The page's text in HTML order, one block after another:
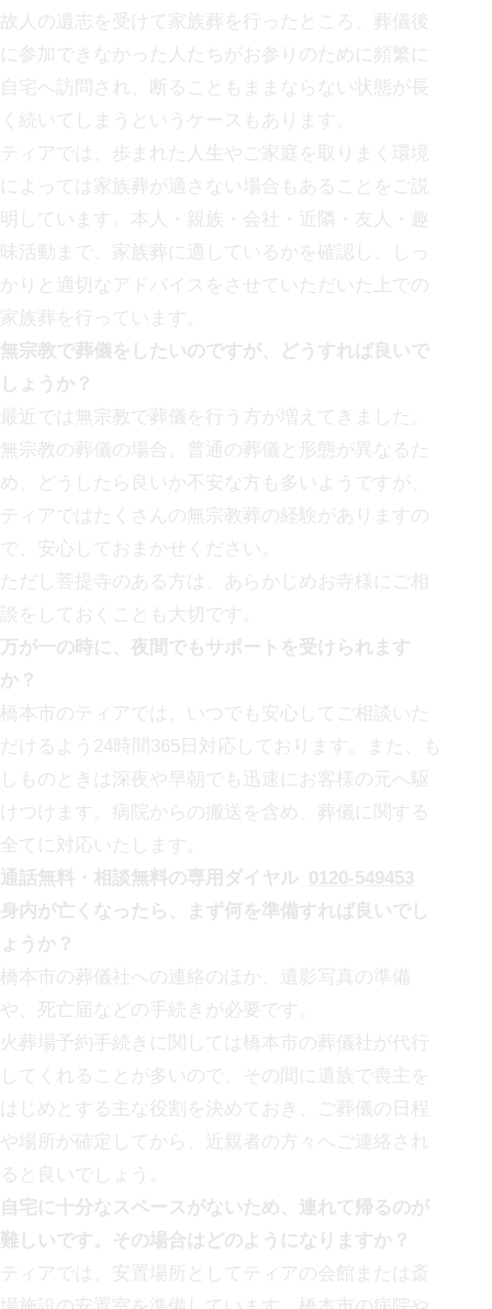
故人の遺志を受けて家族葬を行ったところ、葬儀後
に参加できなかった人たちがお参りのために頻繁に
自宅へ訪問され、断ることもままならない状態が長
く続いてしまうというケースもあります。
ティアでは、歩まれた人生やご家庭を取りまく環境
によっては家族葬が適さない場合もあることをご説
明しています。本人・親族・会社・近隣・友人・趣
味活動まで、家族葬に適しているかを確認し、しっ
かりと適切なアドバイスをさせていただいた上での
家族葬を行っています。
無宗教で葬儀をしたいのですが、どうすれば良いで
しょうか？
最近では無宗教で葬儀を行う方が増えてきました。
無宗教の葬儀の場合、普通の葬儀と形態が異なるた
め、どうしたら良いか不安な方も多いようですが、
ティアではたくさんの無宗教葬の経験がありますの
で、安心しておまかせください。
ただし菩提寺のある方は、あらかじめお寺様にご相
談をしておくことも大切です。
万が一の時に、夜間でもサポートを受けられます
か？
橋本市の ティアでは、いつでも安心してご相談いた
だけるよう24時間365日対応しております。また、も
しものときは深夜や早朝でも迅速にお客様の元へ駆
けつけます。病院からの搬送を含め、葬儀に関する
全てに対応いたします。
通話無料・相談無料の専用ダイヤル 0120-549453
身内が亡くなったら、まず何を準備すれば良いでし
ょうか？
橋本市の葬儀社への連絡のほか、遺影写真の準備
や、死亡届などの手続きが必要です。
火葬場予約手続きに関しては 橋本市の葬儀社が代行
してくれることが多いので、その間に遺族で喪主を
はじめとする主な役割を決めておき、ご葬儀の日程
や場所が確定してから、近親者の方々へご連絡され
ると良いでしょう。
自宅に十分なスペースがないため、連れて帰るのが
難しいです。その場合はどのようになりますか？
ティアでは、安置場所としてティアの会館または斎